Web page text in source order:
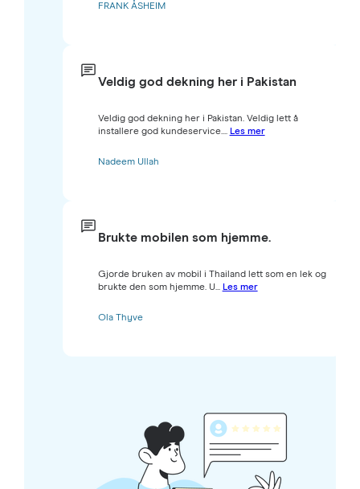
FRANK ÅSHEIM
Veldig god dekning her i Pakistan
Veldig god dekning her i Pakistan. Veldig lett å
installere god kundeservice.... Les mer
Nadeem Ullah
Brukte mobilen som hjemme.
Gjorde bruken av mobil i Thailand lett som en lek og
brukte den som hjemme. U... Les mer
Ola Thyve